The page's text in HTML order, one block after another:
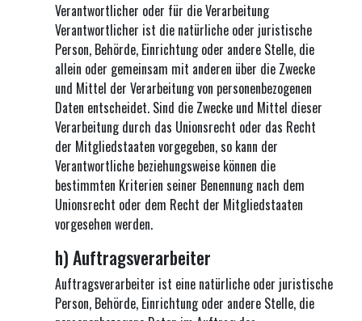
Verantwortlicher oder für die Verarbeitung
Verantwortlicher ist die natürliche oder juristische
Person, Behörde, Einrichtung oder andere Stelle, die
allein oder gemeinsam mit anderen über die Zwecke
und Mittel der Verarbeitung von personenbezogenen
Daten entscheidet. Sind die Zwecke und Mittel dieser
Verarbeitung durch das Unionsrecht oder das Recht
der Mitgliedstaaten vorgegeben, so kann der
Verantwortliche beziehungsweise können die
bestimmten Kriterien seiner Benennung nach dem
Unionsrecht oder dem Recht der Mitgliedstaaten
vorgesehen werden.
h) Auftragsverarbeiter
Auftragsverarbeiter ist eine natürliche oder juristische
Person, Behörde, Einrichtung oder andere Stelle, die